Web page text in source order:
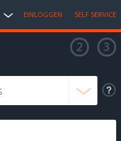
EINLOGGEN SELF SERVICE